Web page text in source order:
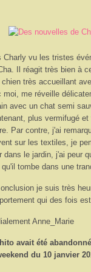
Charly vu les tristes
Il réagit très bien à
très accueillant
moi, me réveille
avec un chat semi
plus vermifugé
Par contre, j'ai
sur les textiles, je
dans le jardin, j'ai peur
tombe dans une
je suis très
qui des fois
Anne_Marie
avait été
du 10 janvier